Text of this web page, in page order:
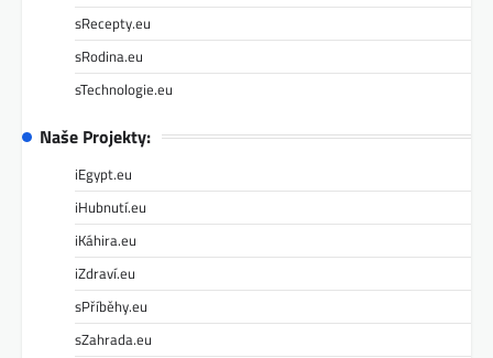
sRecepty.eu
sRodina.eu
sTechnologie.eu
Naše Projekty:
iEgypt.eu
iHubnutí.eu
iKáhira.eu
iZdraví.eu
sPříběhy.eu
sZahrada.eu